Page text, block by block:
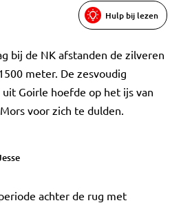
Hulp bij lezen
bij de NK afstanden de zilveren
meter. De zesvoudig
Goirle hoefde op het ijs van
voor zich te dulden.
achter de rug met